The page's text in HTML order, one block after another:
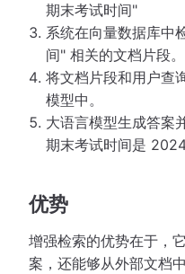
期末考试时间"
系统在向量数据库中
间" 相关的文档片段。
将文档片段和用户查
模型中。
大语言模型生成答案
期末考试时间是
优势
增强检索的优势在于，
案，还能够从外部文档